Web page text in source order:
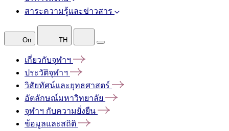
สาระความรู้และข่าวสาร
On TH
เกี่ยวกับจุฬาฯ
ประวัติจุฬาฯ
วิสัยทัศน์และยุทธศาสตร์
อัตลักษณ์มหาวิทยาลัย
จุฬาฯ กับความยั่งยืน
ข้อมูลและสถิติ